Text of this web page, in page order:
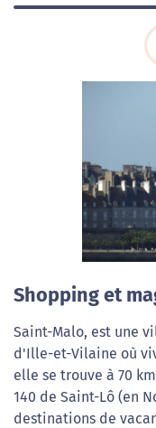
Shopping et
Saint-Malo, est une
d'Ille-et-Vilaine où
elle se trouve à 70
140 de Saint-Lô (en
destinations de